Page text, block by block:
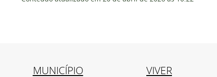
MUNICÍPIO
VIVER